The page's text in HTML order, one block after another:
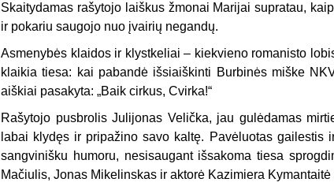
Skaitydamas rašytojo laiškus žmonai Marijai supratau,
ir pokariu saugojo nuo įvairių negandų.
Asmenybės klaidos ir klystkeliai – kiekvieno romanisto
klaikia tiesa: kai pabandė išsiaiškinti Burbinės miške
aiškiai pasakyta: „Baik cirkus, Cvirka!“
Rašytojo pusbrolis Julijonas Velička, jau gulėdamas
labai klydęs ir pripažino savo kaltę. Pavėluotas gailestis
sangvinišku humoru, nesisaugant išsakoma tiesa
Mačiulis, Jonas Mikelinskas ir aktorė Kazimiera